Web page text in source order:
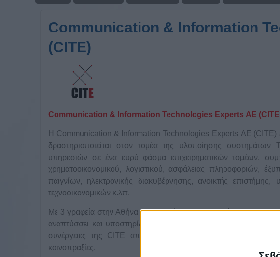
Communication & Information
(CITE)
Communication & Information Technologies Experts ΑΕ
Η Communication & Information Technologies Experts ΑΕ (CITE)
δραστηριοποιείται στον τομέα της υλοποίησης
υπηρεσιών σε ένα ευρύ φάσμα επιχειρηματικών τομέων,
χρηματοοικονομικού, λογιστικού, ασφάλειας πληροφοριών,
παιγνίων, ηλεκτρονικής διακυβέρνησης, ανοικτής
τεχνοοικονομικών κ.λπ.
Με 3 γραφεία στην Αθήνα και τη Σπάρτη και μια ομάδα 30+
αναπτύσσει και υποστηρίζει συστήματα ΤΠΕ μεγάλης κλίμακας
συνέργειες της CITE απευθύνονται σε μεγάλους οργανισμούς,
κοινοπραξίες.